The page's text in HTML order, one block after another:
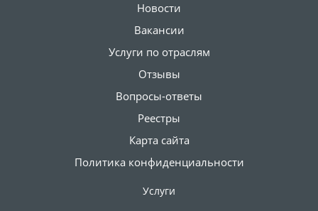
Новости
Вакансии
Услуги по отраслям
Отзывы
Вопросы-ответы
Реестры
Карта сайта
Политика конфиденциальности
Услуги